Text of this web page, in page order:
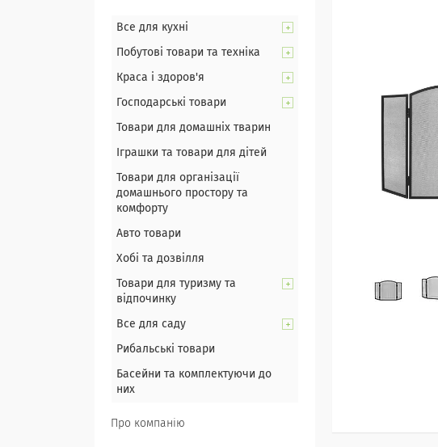
Все для кухні
Побутові товари та техніка
Краса і здоров'я
Господарські товари
Товари для домашніх тварин
Іграшки та товари для дітей
Товари для організації
домашнього простору та
комфорту
Авто товари
Хобі та дозвілля
Товари для туризму та
відпочинку
Все для саду
Рибальські товари
Басейни та комплектуючи до
них
Про компанію